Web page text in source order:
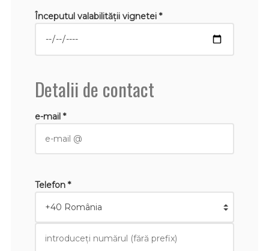
Începutul valabilităţii vignetei *
Detalii de contact
e-mail *
Telefon *